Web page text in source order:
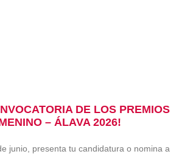
DE LOS PREMIOS
– ÁLAVA 2026!
junio, presenta tu candidatura o nomina a